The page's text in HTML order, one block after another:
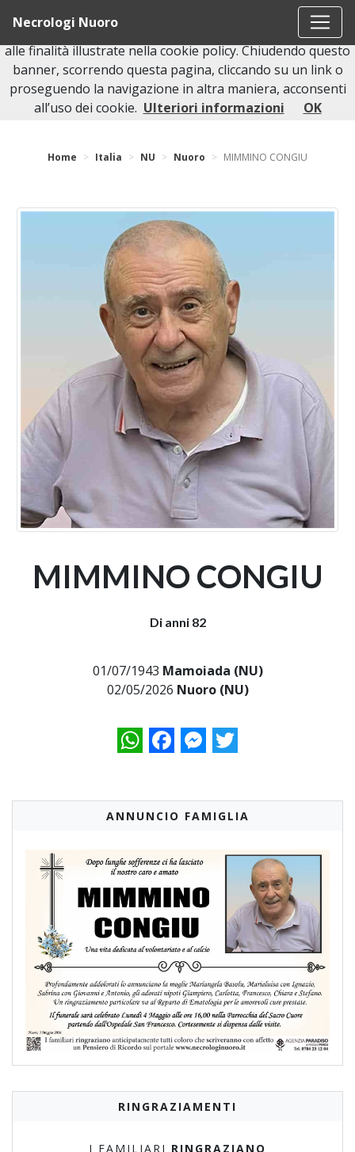
Necrologi Nuoro
Torna indietro
Home Italia NU Nuoro MIMMINO CONGIU
MIMMINO CONGIU
Di anni 82
01/07/1943 Mamoiada (NU)
02/05/2026 Nuoro (NU)
WhatsAppFacebookMessenger
Twitter
ANNUNCIO FAMIGLIA
RINGRAZIAMENTI
I FAMILIARI RINGRAZIANO
Questo sito o gli strumenti terzi da questo utilizzati si
avvalgono di cookie necessari al funzionamento ed utili
alle finalità illustrate nella cookie policy. Chiudendo questo
banner, scorrendo questa pagina, cliccando su un link o
proseguendo la navigazione in altra maniera, acconsenti
all’uso dei cookie. Ulteriori informazioni OK